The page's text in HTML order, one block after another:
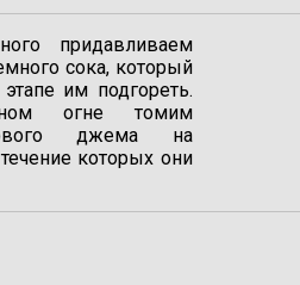
придавливаем
сока, который
им подгореть.
огне томим
джема на
которых они